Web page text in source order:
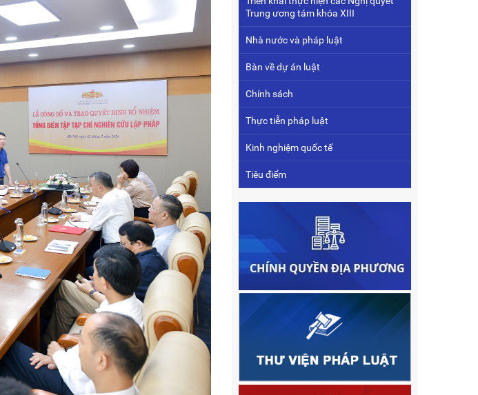
Trung ương tám khóa XIII
Nhà nước và pháp luật
Bàn về dự án luật
Chính sách
Thực tiễn pháp luật
Kinh nghiệm quốc tế
Tiêu điểm